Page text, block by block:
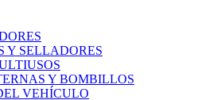
Y SELLADORES
Y BOMBILLOS
VEHÍCULO